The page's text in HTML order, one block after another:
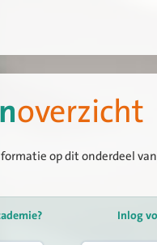
overzicht
op dit onderdeel
Inlog